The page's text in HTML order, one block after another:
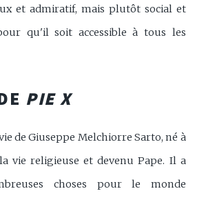
et admiratif, mais plutôt social et
qu'il soit accessible à tous les
PIE X
de Giuseppe Melchiorre Sarto, né à
vie religieuse et devenu Pape. Il a
choses pour le monde